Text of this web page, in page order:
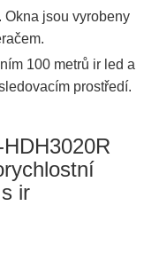
Okna jsou vyrobeny
100 metrů ir led a
prostředí.
ir